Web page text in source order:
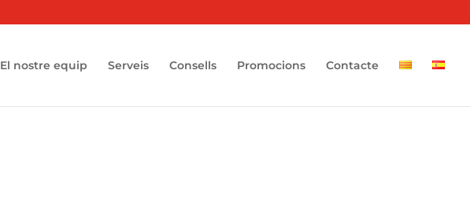
El nostre equip Serveis Consells Promocions Contacte